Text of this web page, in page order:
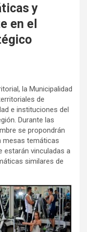
y
en el
la Municipalidad
de
e instituciones del
Durante las
se propondrán
mesas temáticas
estarán vinculadas a
similares de